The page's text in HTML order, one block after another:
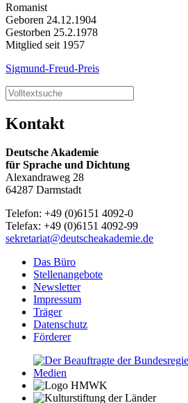
Romanist
Geboren 24.12.1904
Gestorben 25.2.1978
Mitglied seit 1957
Sigmund-Freud-Preis
Kontakt
Deutsche Akademie
für Sprache und Dichtung
Alexandraweg 28
64287 Darmstadt
Telefon: +49 (0)6151 4092-0
Telefax: +49 (0)6151 4092-99
sekretariat@deutscheakademie.de
Das Büro
Stellenangebote
Newsletter
Impressum
Träger
Datenschutz
Förderer